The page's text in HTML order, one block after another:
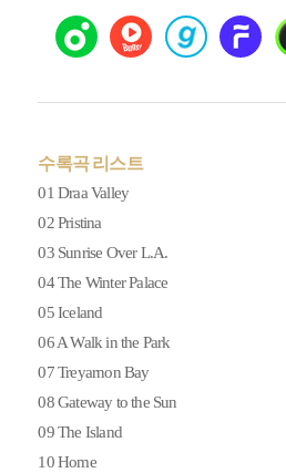
수록곡 리스트
01 Draa Valley
02 Pristina
03 Sunrise Over L.A.
04 The Winter Palace
05 Iceland
06 A Walk in the Park
07 Treyarnon Bay
08 Gateway to the Sun
09 The Island
10 Home